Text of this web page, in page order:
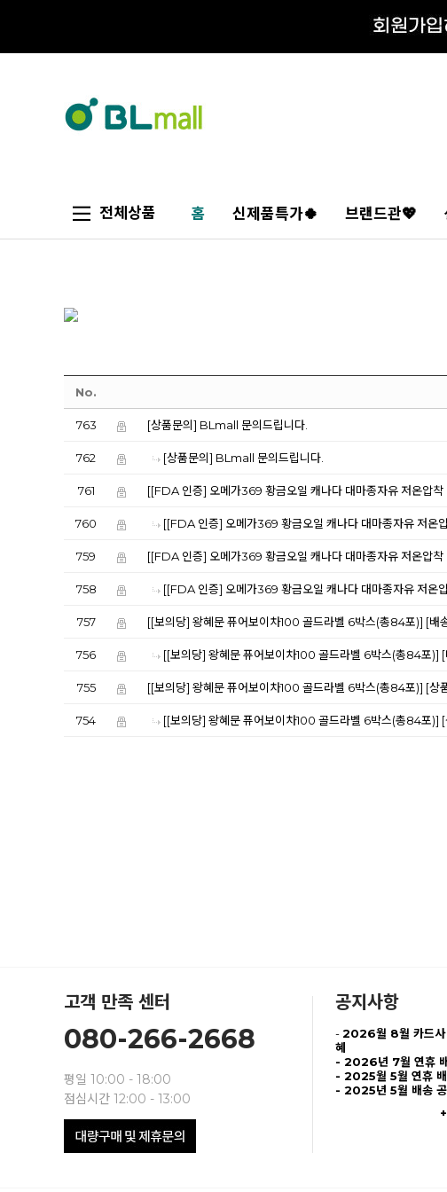
전체상품 홈 신제품특가🍀 브랜드관💖
No.
763 [상품문의] BLmall 문의드립니다.
762 [상품문의] BLmall 문의드립니다.
761 [[FDA 인증] 오메가369 황금오일 캐나다 대마종자유 저온압착
760 [[FDA 인증] 오메가369 황금오일 캐나다 대마종자유 저온
759 [[FDA 인증] 오메가369 황금오일 캐나다 대마종자유 저온압착
758 [[FDA 인증] 오메가369 황금오일 캐나다 대마종자유 저온
757 [[보의당] 왕혜문 퓨어보이차100 골드라벨 6박스(총84포)] [배
756 [[보의당] 왕혜문 퓨어보이차100 골드라벨 6박스(총84포)]
755 [[보의당] 왕혜문 퓨어보이차100 골드라벨 6박스(총84포)] [상
754 [[보의당] 왕혜문 퓨어보이차100 골드라벨 6박스(총84포)]
고객 만족 센터
080-266-2668
평일 10:00 - 18:00
점심시간 12:00 - 13:00
공지사항
-2026월 8월 카드사
혜
- 2026년 7월 연휴
- 2025월 5월 연휴 배
- 2025년 5월 배송 공